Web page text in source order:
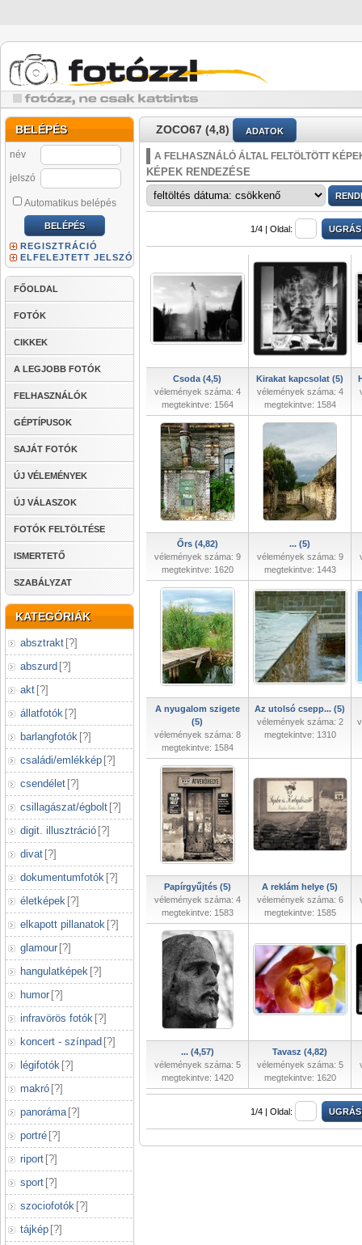
BELÉPÉS
név
jelszó
Automatikus belépés
REGISZTRÁCIÓ
ELFELEJTETT JELSZÓ
FŐOLDAL
FOTÓK
CIKKEK
A LEGJOBB FOTÓK
FELHASZNÁLÓK
GÉPTÍPUSOK
SAJÁT FOTÓK
ÚJ VÉLEMÉNYEK
ÚJ VÁLASZOK
FOTÓK FELTÖLTÉSE
ISMERTETŐ
SZABÁLYZAT
KATEGÓRIÁK
absztrakt [?]
abszurd [?]
akt [?]
állatfotók [?]
barlangfotók [?]
családi/emlékkép [?]
csendélet [?]
csillagászat/égbolt [?]
digit. illusztráció [?]
divat [?]
dokumentumfotók [?]
életképek [?]
elkapott pillanatok [?]
glamour [?]
hangulatképek [?]
humor [?]
infravörös fotók [?]
koncert - színpad [?]
légifotók [?]
makró [?]
panoráma [?]
portré [?]
riport [?]
sport [?]
szociofotók [?]
tájkép [?]
ZOCO67 (4,8) ADATOK
A FELHASZNÁLÓ ÁLTAL FELTÖLTÖTT
KÉPEK RENDEZÉSE
1/4 | Oldal:
Csoda (4,5)
vélemények száma: 4
megtekintve: 1564
Kirakat kapcsolat (5)
vélemények száma: 4
megtekintve: 1584
Őrs (4,82)
vélemények száma: 9
megtekintve: 1620
... (5)
vélemények száma: 9
megtekintve: 1443
A nyugalom szigete
(5)
vélemények száma: 8
megtekintve: 1584
Az utolsó csepp... (5)
vélemények száma: 2
megtekintve: 1310
Papírgyűjtés (5)
vélemények száma: 4
megtekintve: 1583
A reklám helye (5)
vélemények száma: 6
megtekintve: 1585
... (4,57)
vélemények száma: 5
megtekintve: 1420
Tavasz (4,82)
vélemények száma: 5
megtekintve: 1620
1/4 | Oldal: